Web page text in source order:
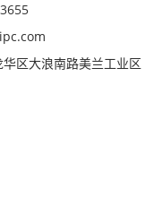
区大浪南路美兰工业区